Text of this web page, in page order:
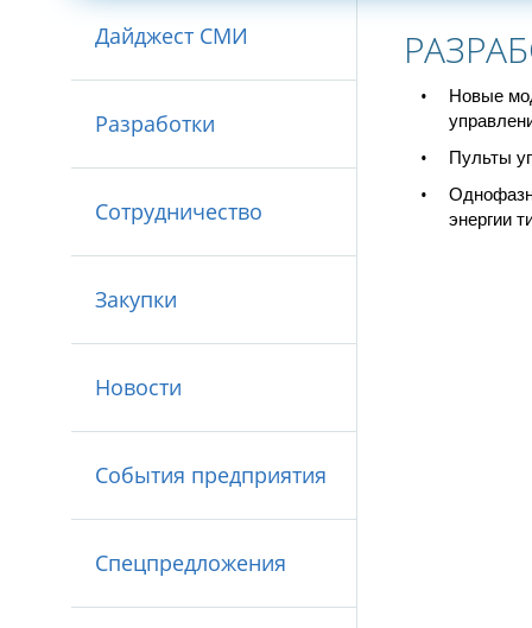
Дайджест СМИ
Разработки
Сотрудничество
Закупки
Новости
События предприятия
Спецпредложения
•
Новые
• Пульты
•
энергии